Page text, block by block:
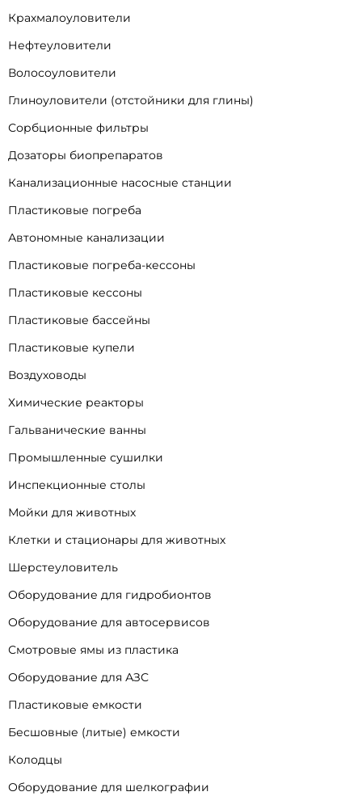
Крахмалоуловители
Нефтеуловители
Волосоуловители
Глиноуловители (отстойники для глины)
Сорбционные фильтры
Дозаторы биопрепаратов
Канализационные насосные станции
Пластиковые погреба
Автономные канализации
Пластиковые погреба-кессоны
Пластиковые кессоны
Пластиковые бассейны
Пластиковые купели
Воздуховоды
Химические реакторы
Гальванические ванны
Промышленные сушилки
Инспекционные столы
Мойки для животных
Клетки и стационары для животных
Шерстеуловитель
Оборудование для гидробионтов
Оборудование для автосервисов
Смотровые ямы из пластика
Оборудование для АЗС
Пластиковые емкости
Бесшовные (литые) емкости
Колодцы
Оборудование для шелкографии